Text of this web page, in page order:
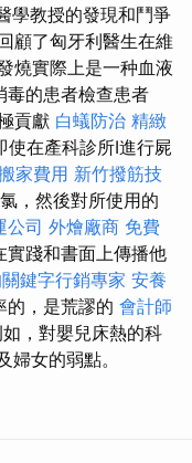
學教授的發現和鬥爭
顧了匈牙利醫生在維
燒實際上是一种血液
毒的患者檢查患者
貢獻 白蟻防治 精緻
使在產科診所I進行屍
家費用 新竹撥筋技
，然後對所使用的
公司 外燴廠商 免費
實踐和書面上傳播他
鍵字行銷專家 安養
的，是荒謬的 會計師
，對嬰兒床熱的科
女的弱點。